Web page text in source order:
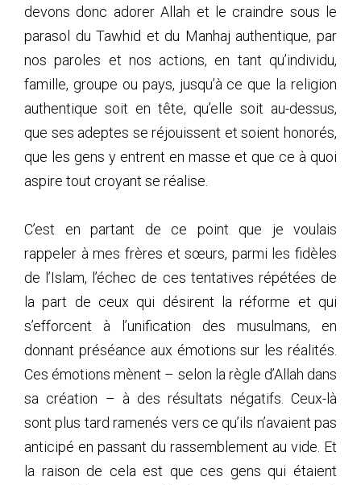
devons donc adorer Allah et le craindre sous le
parasol du Tawhid et du Manhaj authentique, par
nos paroles et nos actions, en tant qu’individu,
famille, groupe ou pays, jusqu’à ce que la religion
authentique soit en tête, qu’elle soit au-dessus,
que ses adeptes se réjouissent et soient honorés,
que les gens y entrent en masse et que ce à quoi
aspire tout croyant se réalise.
C’est en partant de ce point que je voulais
rappeler à mes frères et sœurs, parmi les fidèles
de l’Islam, l’échec de ces tentatives répétées de
la part de ceux qui désirent la réforme et qui
s’efforcent à l’unification des musulmans, en
donnant préséance aux émotions sur les réalités.
Ces émotions mènent – selon la règle d’Allah dans
sa création – à des résultats négatifs. Ceux-là
sont plus tard ramenés vers ce qu’ils n’avaient pas
anticipé en passant du rassemblement au vide. Et
la raison de cela est que ces gens qui étaient